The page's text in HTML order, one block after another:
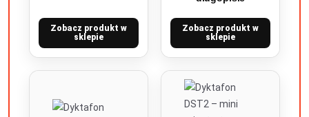
Zobacz produkt w
sklepie
Zobacz produkt w
sklepie